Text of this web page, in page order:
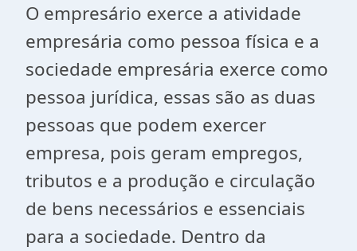
O empresário exerce a atividade
empresária como pessoa física e a
sociedade empresária exerce como
pessoa jurídica, essas são as duas
pessoas que podem exercer
empresa, pois geram empregos,
tributos e a produção e circulação
de bens necessários e essenciais
para a sociedade. Dentro da